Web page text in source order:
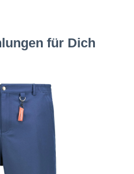
für Dich